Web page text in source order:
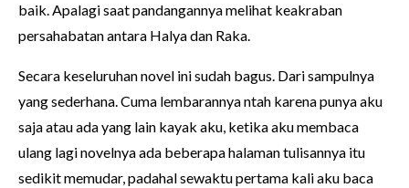
baik. Apalagi saat pandangannya melihat keakraban
persahabatan antara Halya dan Raka.
Secara keseluruhan novel ini sudah bagus. Dari sampulnya
yang sederhana. Cuma lembarannya ntah karena punya aku
saja atau ada yang lain kayak aku, ketika aku membaca
ulang lagi novelnya ada beberapa halaman tulisannya itu
sedikit memudar, padahal sewaktu pertama kali aku baca